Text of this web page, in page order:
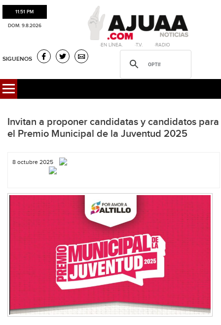
11:51 PM
DOM. 9.8.2026
·EN LÍNEA. ·T.V. ·RADIO
SIGUENOS
Invitan a proponer candidatas y candidatos para
el Premio Municipal de la Juventud 2025
8 octubre 2025